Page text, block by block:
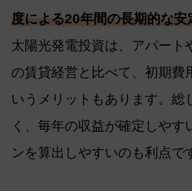
度による20年間の長期的な安
太陽光発電投資は、アパート
の賃貸経営と比べて、初期費
いうメリットもあります。総
く、毎年の収益が確定しやす
ンを算出しやすいのも利点で